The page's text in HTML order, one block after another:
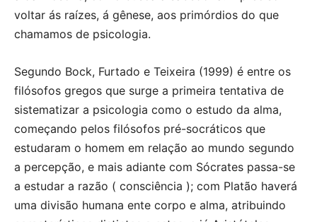
voltar ás raízes, á gênese, aos primórdios do que
chamamos de psicologia.
Segundo Bock, Furtado e Teixeira (1999) é entre os
filósofos gregos que surge a primeira tentativa de
sistematizar a psicologia como o estudo da alma,
começando pelos filósofos pré-socráticos que
estudaram o homem em relação ao mundo segundo
a percepção, e mais adiante com Sócrates passa-se
a estudar a razão ( consciência ); com Platão haverá
uma divisão humana ente corpo e alma, atribuindo